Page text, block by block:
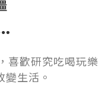
喜歡研究吃喝玩樂
生活。